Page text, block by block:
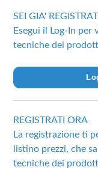
SEI GIA'
Esegui il Log-In per
tecniche dei
REGISTRATI ORA
La registrazione ti
listino prezzi, che
tecniche dei